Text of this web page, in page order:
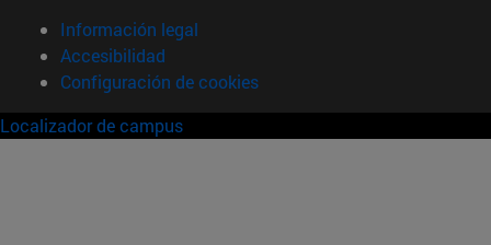
Información legal
Accesibilidad
Configuración de cookies
Localizador de campus